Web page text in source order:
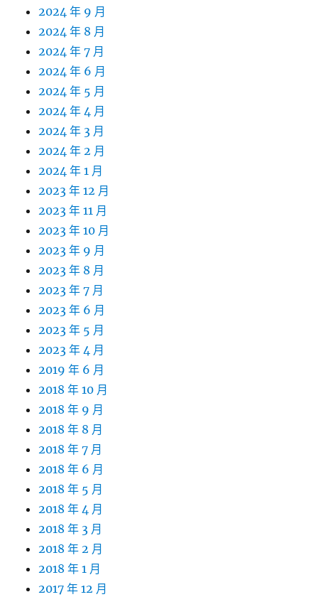
2024 年 9 月
2024 年 8 月
2024 年 7 月
2024 年 6 月
2024 年 5 月
2024 年 4 月
2024 年 3 月
2024 年 2 月
2024 年 1 月
2023 年 12 月
2023 年 11 月
2023 年 10 月
2023 年 9 月
2023 年 8 月
2023 年 7 月
2023 年 6 月
2023 年 5 月
2023 年 4 月
2019 年 6 月
2018 年 10 月
2018 年 9 月
2018 年 8 月
2018 年 7 月
2018 年 6 月
2018 年 5 月
2018 年 4 月
2018 年 3 月
2018 年 2 月
2018 年 1 月
2017 年 12 月